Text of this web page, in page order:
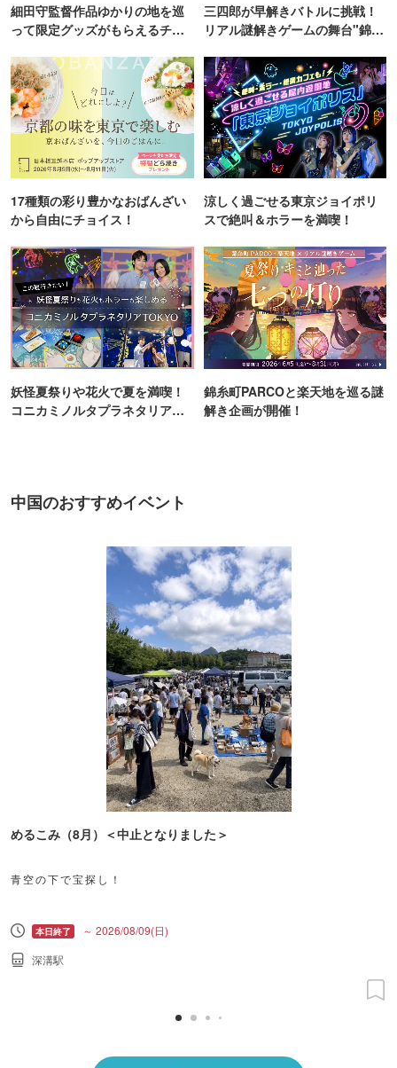
細田守監督作品ゆかりの地を巡
って限定グッズがもらえるチャ
三四郎が早解きバトルに挑戦！
リアル謎解きゲームの舞台"錦糸
17種類の彩り豊かなおばんざい
から自由にチョイス！
涼しく過ごせる東京ジョイポリ
スで絶叫＆ホラーを満喫！
妖怪夏祭りや花火で夏を満喫！
コニカミノルタプラネタリア
錦糸町PARCOと楽天地を巡る謎
解き企画が開催！
中国のおすすめイベント
めるこみ（8月）＜中止となりました＞
青空の下で宝探し！
～ 2026/08/09(日)
深溝駅